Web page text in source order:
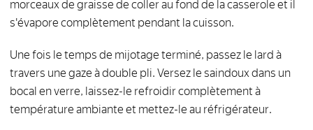
morceaux de graisse de coller au fond de la casserole et il
s'évapore complètement pendant la cuisson.
Une fois le temps de mijotage terminé, passez le lard à
travers une gaze à double pli. Versez le saindoux dans un
bocal en verre, laissez-le refroidir complètement à
température ambiante et mettez-le au réfrigérateur.